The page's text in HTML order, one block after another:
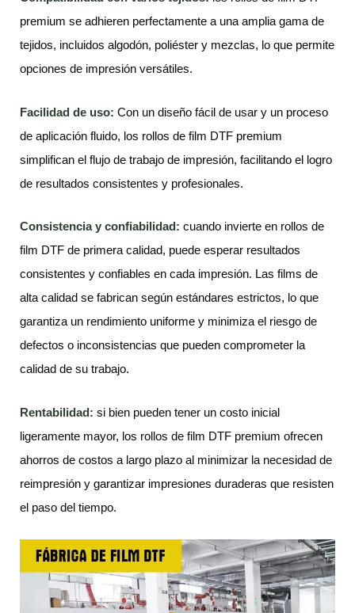
premium se adhieren perfectamente a una amplia gama de
tejidos, incluidos algodón, poliéster y mezclas, lo que permite
opciones de impresión versátiles.
Facilidad de uso: Con un diseño fácil de usar y un proceso
de aplicación fluido, los rollos de film DTF premium
simplifican el flujo de trabajo de impresión, facilitando el logro
de resultados consistentes y profesionales.
Consistencia y confiabilidad: cuando invierte en rollos de
film DTF de primera calidad, puede esperar resultados
consistentes y confiables en cada impresión. Las films de
alta calidad se fabrican según estándares estrictos, lo que
garantiza un rendimiento uniforme y minimiza el riesgo de
defectos o inconsistencias que pueden comprometer la
calidad de su trabajo.
Rentabilidad: si bien pueden tener un costo inicial
ligeramente mayor, los rollos de film DTF premium ofrecen
ahorros de costos a largo plazo al minimizar la necesidad de
reimpresión y garantizar impresiones duraderas que resisten
el paso del tiempo.